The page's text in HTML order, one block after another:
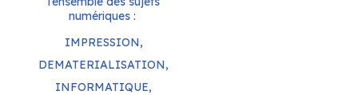
numériques :
IMPRESSION,
DEMATERIALISATION,
INFORMATIQUE,